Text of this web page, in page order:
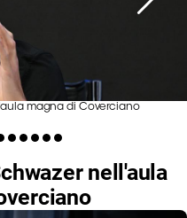
magna di Coverciano
nell'aula